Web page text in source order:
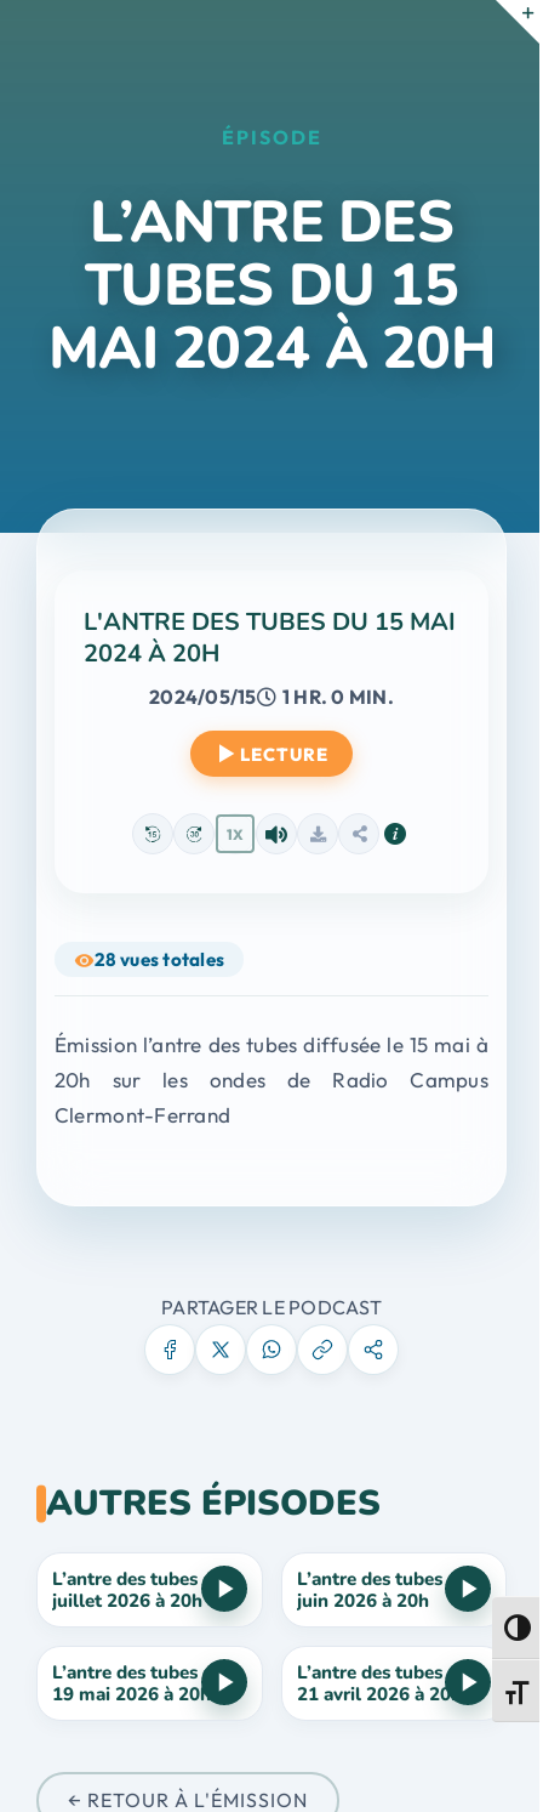
ÉPISODE
L’ANTRE DES
TUBES DU 15
MAI 2024 À 20H
L'ANTRE DES TUBES DU 15 MAI
2024 À 20H
2024/05/15 1 HR. 0 MIN.
LECTURE
1X
28 vues totales
Émission l’antre des tubes diffusée le 15 mai à
20h sur les ondes de Radio Campus
Clermont-Ferrand
PARTAGER LE PODCAST
AUTRES ÉPISODES
L’antre des tubes du 7
juillet 2026 à 20h
L’antre des tubes du 2
juin 2026 à 20h
L’antre des tubes du
19 mai 2026 à 20h
L’antre des tubes du
21 avril 2026 à 20h
← RETOUR À L'ÉMISSION